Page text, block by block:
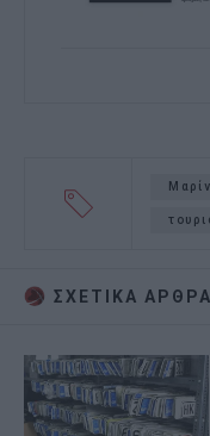
ΣΧΕΤΙΚA AΡΘΡΑ